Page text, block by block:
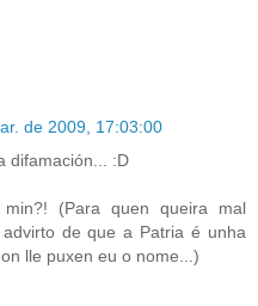
de 2009, 17:03:00
difamación... :D
(Para quen queira mal
de que a Patria é unha
lle puxen eu o nome...)